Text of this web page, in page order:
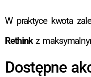
W praktyce kwota
Rethinkz
Dostępne